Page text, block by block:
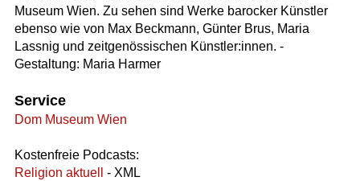
Museum Wien. Zu sehen sind Werke barocker Künstler
ebenso wie von Max Beckmann, Günter Brus, Maria
Lassnig und zeitgenössischen Künstler:innen. -
Gestaltung: Maria Harmer
Service
Dom Museum Wien
Kostenfreie Podcasts:
Religion aktuell
- XML